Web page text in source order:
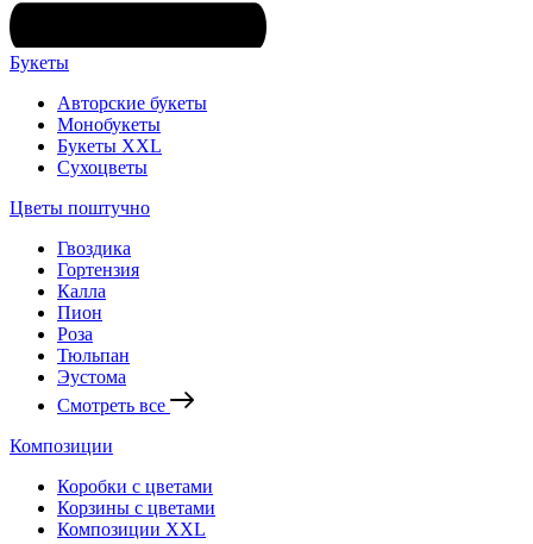
Букеты
Авторские букеты
Монобукеты
Букеты XXL
Сухоцветы
Цветы поштучно
Гвоздика
Гортензия
Калла
Пион
Роза
Тюльпан
Эустома
Смотреть все
Композиции
Коробки с цветами
Корзины с цветами
Композиции XXL